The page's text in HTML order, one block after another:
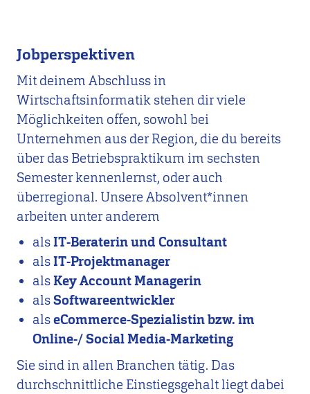
Jobperspektiven
Mit deinem Abschluss in
Wirtschaftsinformatik stehen dir viele
Möglichkeiten offen, sowohl bei
Unternehmen aus der Region, die du bereits
über das Betriebspraktikum im sechsten
Semester kennenlernst, oder auch
überregional. Unsere Absolvent*innen
arbeiten unter anderem
alsIT-Beraterin und Consultant
alsIT-Projektmanager
alsKey Account Managerin
alsSoftwareentwickler
alseCommerce-Spezialistin bzw. im
Online-/ Social Media-Marketing
Sie sind in allen Branchen tätig. Das
durchschnittliche Einstiegsgehalt liegt dabei